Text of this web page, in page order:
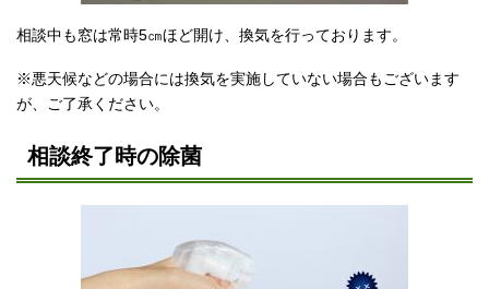
相談中も窓は常時5㎝ほど開け、換気を行っております。
※悪天候などの場合には換気を実施していない場合もございます
が、ご了承ください。
相談終了時の除菌